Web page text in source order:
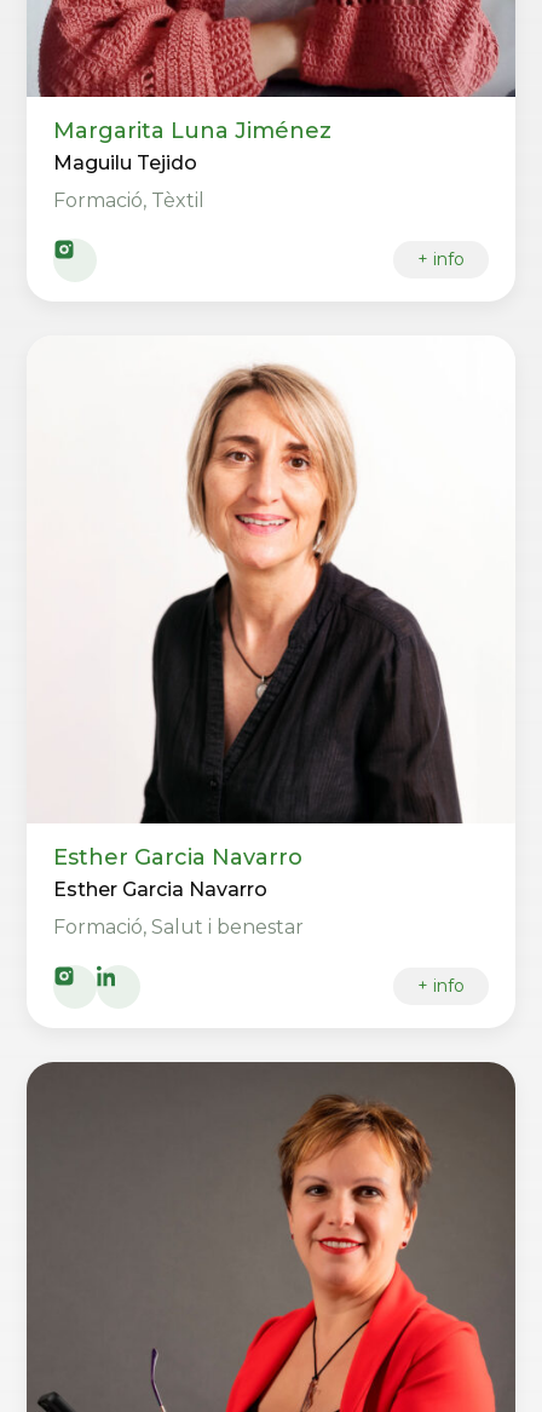
Margarita Luna Jiménez
Maguilu Tejido
Formació, Tèxtil
+ info
Esther Garcia Navarro
Esther Garcia Navarro
Formació, Salut i benestar
+ info